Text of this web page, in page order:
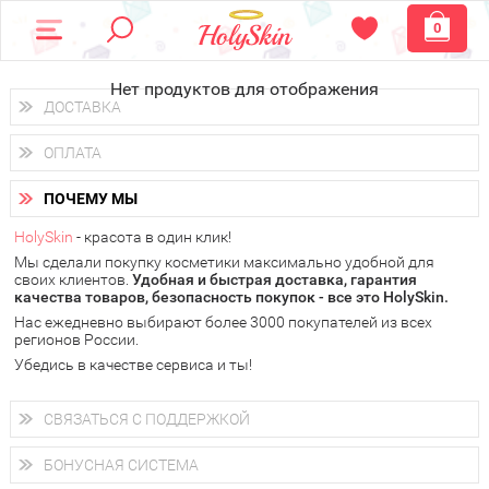
0
Нет продуктов для отображения
ДОСТАВКА
Доставка осуществляетсяпо всем городам России.
Вы можете выбрать доставку курьером, Почтой России или
получить заказ в пунктах выдачи PickPoint или пункте
самовывоза.
В 20 городах России доставка осуществляется ужена
следующий день.
у Вас всегда есть возможность получитьбесплатную
доставку от HolySkin.
подробнее об условиях доставки и оплаты в Вашем городе
ОПЛАТА
Вы можете оплатить свой заказ любым удобным способом:
наличными деньгами (
через интернет-банк (Альфа-банк, Сбербанк) и другими
электронными способами.
ПОЧЕМУ МЫ
HolySkin - красота в один клик!
Мы сделали покупку косметики максимально удобной для
своих клиентов. Удобная и быстрая доставка, гарантия
качества товаров, безопасность покупок - все это HolySkin.
Нас ежедневно выбирают более 3000 покупателей из всех
регионов России.
Убедись в качестве сервиса и ты!
СВЯЗАТЬСЯ С ПОДДЕРЖКОЙ
+7 (800) 707-24-55
Мы будем рады ответить на все Ваши вопросы по работе
магазина, проконсультировать по товарам, рассказать о
БОНУСНАЯ СИСТЕМА